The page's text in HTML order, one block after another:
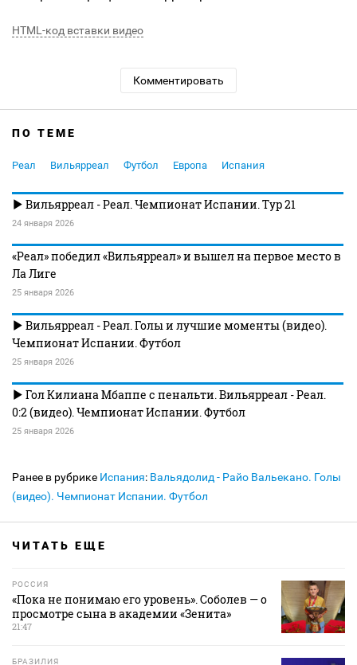
HTML-код вставки видео
Комментировать
ПО ТЕМЕ
Реал Вильярреал Футбол Европа Испания
Вильярреал - Реал. Чемпионат Испании. Тур 21
24 января 2026
«Реал» победил «Вильярреал» и вышел на первое место в
Ла Лиге
25 января 2026
Вильярреал - Реал. Голы и лучшие моменты (видео).
Чемпионат Испании. Футбол
25 января 2026
Гол Килиана Мбаппе с пенальти. Вильярреал - Реал.
0:2 (видео). Чемпионат Испании. Футбол
25 января 2026
Ранее в рубрике Испания: Вальядолид - Райо Вальекано. Голы
(видео). Чемпионат Испании. Футбол
ЧИТАТЬ ЕЩЕ
РОССИЯ
«Пока не понимаю его уровень». Соболев — о
просмотре сына в академии «Зенита»
21:47
БРАЗИЛИЯ